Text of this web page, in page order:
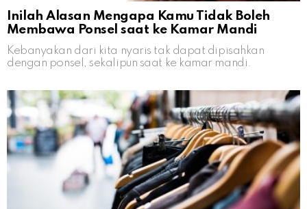
Inilah Alasan Mengapa Kamu Tidak Boleh
Membawa Ponsel saat ke Kamar Mandi
Kebanyakan dari kita nyaris tak dapat dipisahkan
dengan ponsel, sekalipun saat ke kamar mandi.